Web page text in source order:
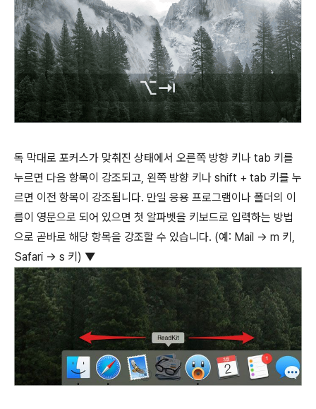
독 막대로 포커스가 맞춰진 상태에서 오른쪽 방향 키나 tab 키를
누르면 다음 항목이 강조되고, 왼쪽 방향 키나 shift + tab 키를 누
르면 이전 항목이 강조됩니다. 만일 응용 프로그램이나 폴더의 이
름이 영문으로 되어 있으면 첫 알파벳을 키보드로 입력하는 방법
으로 곧바로 해당 항목을 강조할 수 있습니다. (예: Mail → m 키,
Safari → s 키) ▼